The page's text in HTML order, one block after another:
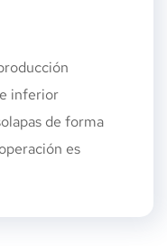
inferior
de forma
es